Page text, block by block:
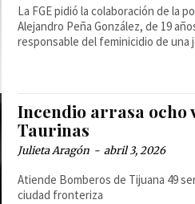
La FGE pidió la colaboración de la
Alejandro Peña González, de 19
responsable del feminicidio de una
Incendio arrasa ocho
Taurinas
Julieta Aragón - abril 3, 2026
Atiende Bomberos de Tijuana 49
ciudad fronteriza